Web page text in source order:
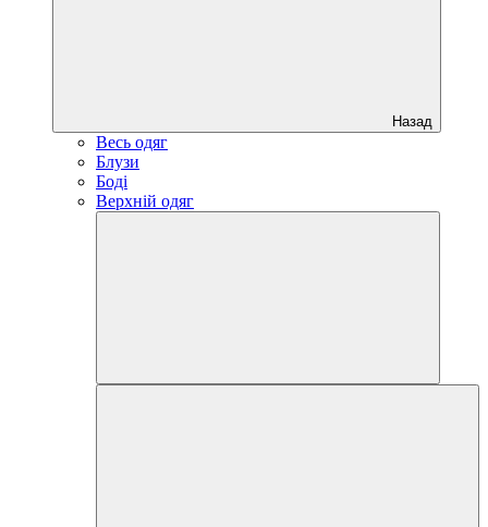
Назад
Весь одяг
Блузи
Боді
Верхній одяг